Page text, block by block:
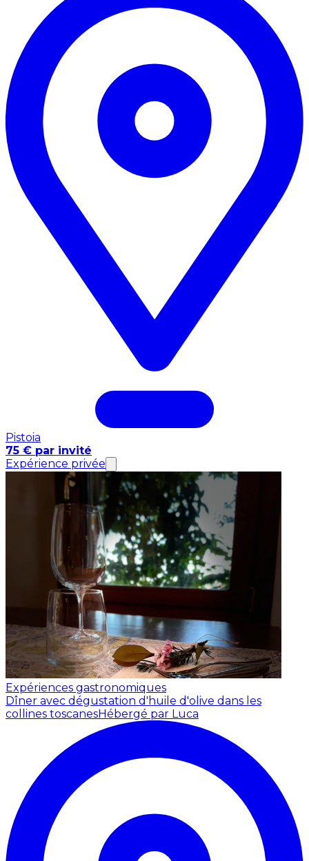
Pistoia
75 € par invité
Expérience privée
Expériences gastronomiques
Dîner avec dégustation d'huile d'olive dans les
collines toscanesHébergé par Luca